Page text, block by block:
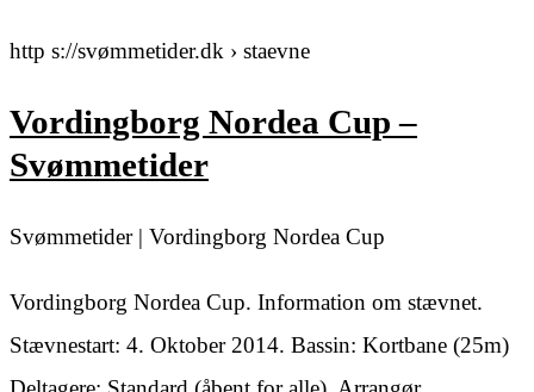
http s://svømmetider.dk › staevne
Vordingborg Nordea Cup –
Svømmetider
Svømmetider | Vordingborg Nordea Cup
Vordingborg Nordea Cup. Information om stævnet.
Stævnestart: 4. Oktober 2014. Bassin: Kortbane (25m)